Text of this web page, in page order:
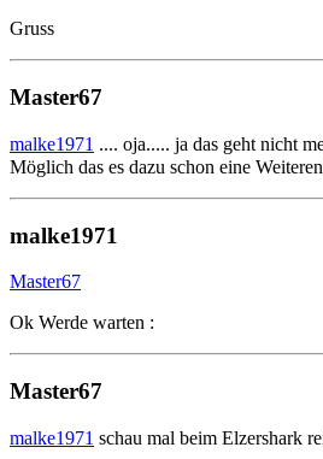
Gruss
Master67
malke1971 .... oja..... ja das geht nicht
Möglich das es dazu schon eine
malke1971
Master67
Ok Werde warten :
Master67
malke1971 schau mal beim Elzershark